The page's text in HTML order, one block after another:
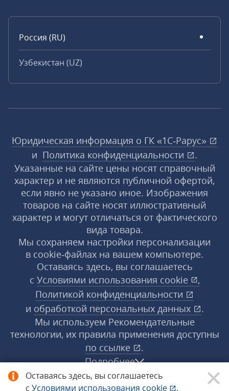
Оставаясь здесь, вы соглашаетесь
с Условиями использования cookie ,
Россия (RU)
Узбекистан (UZ)
Юридическая информация о ГК «1С‑Рарус»
и Политика конфиденциальности
.
Указанные на сайте цены носят справочный
характер и не являются публичной офертой,
если явно не указано иное. Изображения
товаров на сайте носят иллюстративный
характер и могут отличаться от фактического
вида товара.
Мы сохраняем настройки персонализации
в cookie‑файлах на вашем компьютере.
Оставаясь здесь, вы соглашаетесь
с Условиями использования cookie
,
Политикой конфиденциальности
и обработкой персональных данных
.
Мы используем Рекомендательные
технологии, их правила применения доступны
по ссылке
.
Подробнее